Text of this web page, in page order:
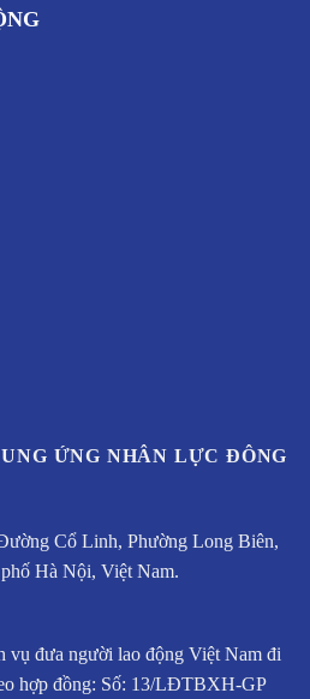
ỨNG NHÂN LỰC ĐÔNG
Cổ Linh, Phường Long Biên,
Hà Nội, Việt Nam.
vụ đưa người lao động Việt Nam đi
hợp đồng: Số: 13/LĐTBXH-GP